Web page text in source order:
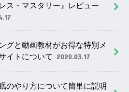
ス・マスタリー』レビュー
グと動画教材がお得な特別メ
イトについて
2020.03.17
のやり方について簡単に説明